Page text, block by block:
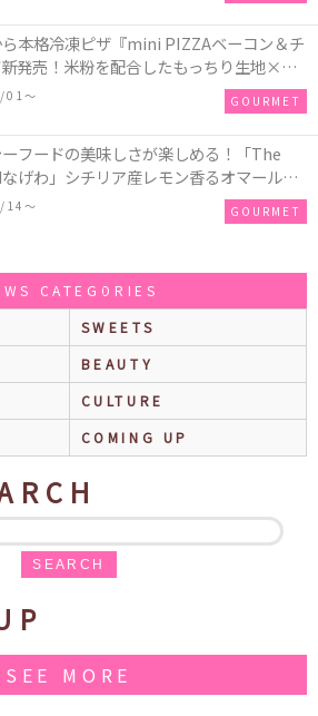
本格冷凍ピザ『mini PIZZAベーコン＆チ
発売！米粉を配合したもっちり生地×ご
×とろけるチーズで満足感たっぷりのピ
〜 GOURMET
フードの美味しさが楽しめる！「The
げわ」シチリア産レモン香るオマール海
野産わさび香るうに味が期間限定で新発
〜 GOURMET
CATEGORIES
SWEETS
BEAUTY
CULTURE
COMING UP
SEARCH
SEE MORE